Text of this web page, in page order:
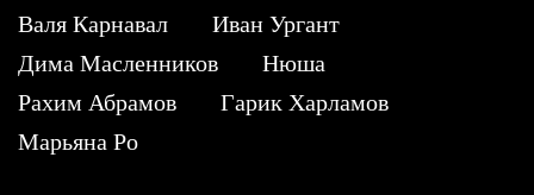
Валя Карнавал
Иван Ургант
Дима Масленников
Нюша
Рахим Абрамов
Гарик Харламов
Марьяна Ро